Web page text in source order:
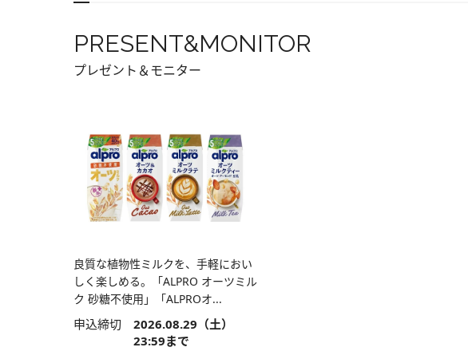
PRESENT&MONITOR
プレゼント＆モニター
良質な植物性ミルクを、手軽におい
しく楽しめる。「ALPRO オーツミル
ク 砂糖不使用」「ALPROオ...
申込締切 2026.08.29（土）
23:59まで